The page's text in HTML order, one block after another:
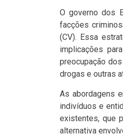
O governo dos
facções
(CV). Essa
implicações
preocupação
drogas e outras
As abordagens
indivíduos e
existentes, que
alternativa